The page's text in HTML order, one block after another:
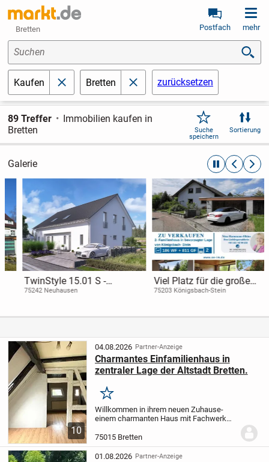
Bretten Postfach mehr
Suchen
Kaufen schließenBretten schließenzurücksetzen
89 Treffer
Immobilien kaufen in
Bretten
Suche
speichern
Sortierung
Galerie automatische
TwinStyle 15.01 S -
Stilvolles Doppelhaus mit
Grundstück
75242 Neuhausen
Viel Platz für die große
Familie - 2 Familienhaus in
75203 Königsbach-Stein
10
04.08.2026 Partner-Anzeige
Charmantes Einfamilienhaus in
zentraler Lage der Altstadt Bretten.
Merken
Willkommen in ihrem neuen Zuhause-
einem charmanten Haus mit Fachwerk
historischen Charakter mit vielseitigen
Nutzungsmöglichkeiten verbindet.
Inmitten der beliebten...
75015 Bretten
01.08.2026 Partner-Anzeige